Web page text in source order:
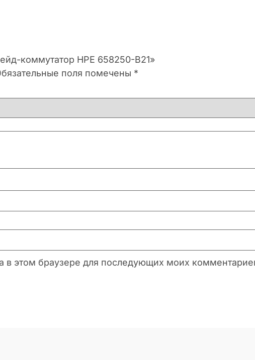
коммутатор HPE 658250-B21»
поля помечены *
в этом браузере для последующих моих